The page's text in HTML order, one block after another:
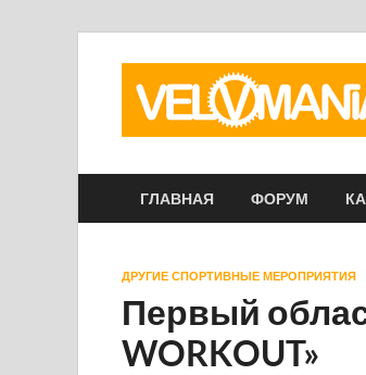
ГЛАВНАЯ ФОРУМ
ДРУГИЕ СПОРТИВНЫЕ МЕРОПРИЯТИЯ
Первый
WORKOUT»